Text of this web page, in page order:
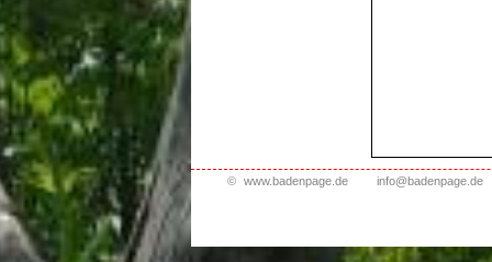
© www.badenpage.de info@badenpage.de